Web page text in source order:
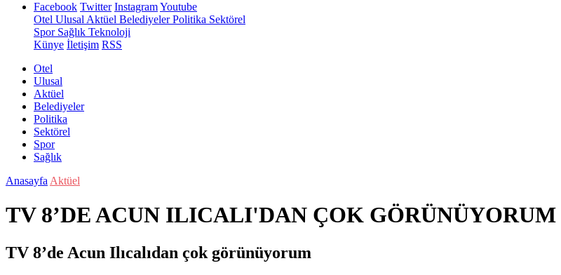
Facebook Twitter InstagramYoutube
Otel Ulusal Aktüel BelediyelerPolitika Sektörel
SporSağlık Teknoloji
Künye İletişim RSS
Otel
Ulusal
Aktüel
Belediyeler
Politika
Sektörel
Spor
Sağlık
Anasayfa Aktüel
TV 8’DE ACUN ILICALI'DAN ÇOK GÖRÜNÜYORUM
TV 8’de Acun Ilıcalıdan çok görünüyorum